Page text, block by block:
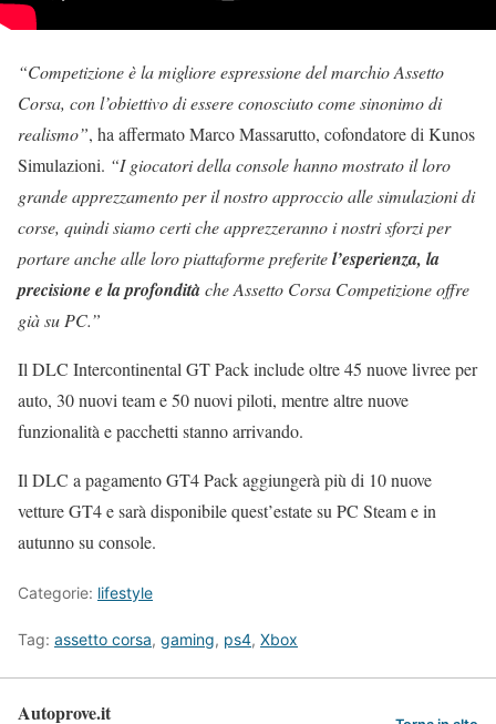
“Competizione è la migliore espressione del marchio Assetto
Corsa, con l’obiettivo di essere conosciuto come sinonimo di
realismo”, ha affermato Marco Massarutto, cofondatore di Kunos
Simulazioni. “I giocatori della console hanno mostrato il loro
grande apprezzamento per il nostro approccio alle simulazioni di
corse, quindi siamo certi che apprezzeranno i nostri sforzi per
portare anche alle loro piattaforme preferitel’esperienza, la
precisione e la profonditàche Assetto Corsa Competizione offre
già su PC.”
Il DLC Intercontinental GT Pack include oltre 45 nuove livree per
auto, 30 nuovi team e 50 nuovi piloti, mentre altre nuove
funzionalità e pacchetti stanno arrivando.
Il DLC a pagamento GT4 Pack aggiungerà più di 10 nuove
vetture GT4 e sarà disponibile quest’estate su PC Steam e in
autunno su console.
Categorie: lifestyle
Tag: assetto corsa, gaming, ps4, Xbox
Autoprove.it